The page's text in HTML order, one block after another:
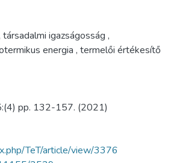
társadalmi igazságosság ,
energia , termelői értékesítő
pp. 132-157. (2021)
TeT/article/view/3376